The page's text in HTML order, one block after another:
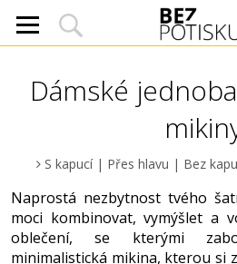
Dámské
S kapucí| Přes hlavu | Bez
Naprostá nezbytnost tvého
moci kombinovat, vymýšlet a
oblečení, se kterými
minimalistická mikina, kterou si